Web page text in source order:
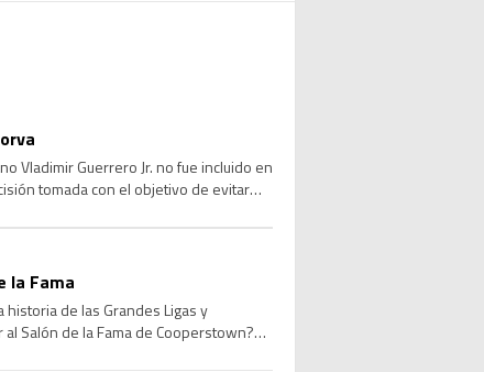
Vladimir Guerrero Jr. no fue incluido en
tomada con el objetivo de evitar
la Fama
de las Grandes Ligas y
Salón de la Fama de Cooperstown?